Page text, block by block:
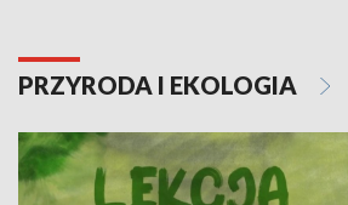
PRZYRODA I EKOLOGIA